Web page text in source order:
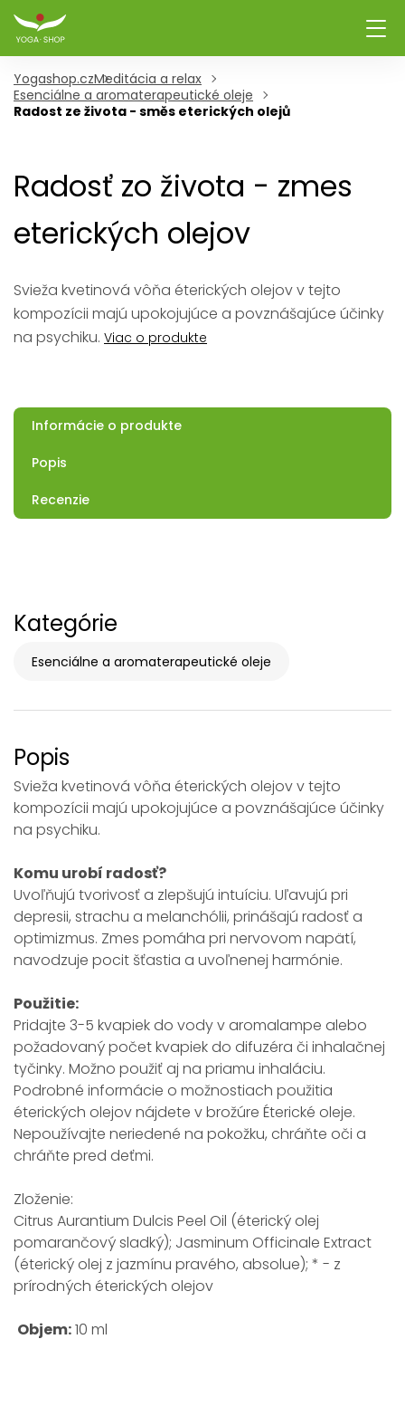
Yogashop.czMeditácia a relax
Esenciálne a aromaterapeutické oleje
Radost ze života - směs eterických olejů
Radosť zo života - zmes
eterických olejov
Svieža kvetinová vôňa éterických olejov v tejto
kompozícii majú upokojujúce a povznášajúce účinky
na psychiku. Viac o produkte
Informácie o produkte
Popis
Recenzie
Kategórie
Esenciálne a aromaterapeutické oleje
Popis
Svieža kvetinová vôňa éterických olejov v tejto
kompozícii majú upokojujúce a povznášajúce účinky
na psychiku.
Komu urobí radosť?
Uvoľňujú tvorivosť a zlepšujú intuíciu. Uľavujú pri
depresii, strachu a melanchólii, prinášajú radosť a
optimizmus. Zmes pomáha pri nervovom napätí,
navodzuje pocit šťastia a uvoľnenej harmónie.
Použitie:
Pridajte 3-5 kvapiek do vody v aromalampe alebo
požadovaný počet kvapiek do difuzéra či inhalačnej
tyčinky. Možno použiť aj na priamu inhaláciu.
Podrobné informácie o možnostiach použitia
éterických olejov nájdete v brožúre Éterické oleje.
Nepoužívajte neriedené na pokožku, chráňte oči a
chráňte pred deťmi.
Zloženie:
Citrus Aurantium Dulcis Peel Oil (éterický olej
pomarančový sladký); Jasminum Officinale Extract
(éterický olej z jazmínu pravého, absolue); * - z
prírodných éterických olejov
Objem:10 ml